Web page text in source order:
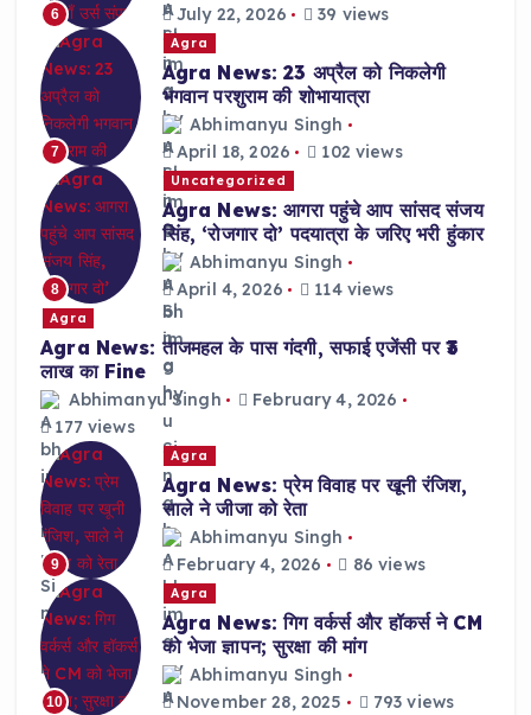
6
July 22, 2026
39 views
7
Agra
Agra News: 23 अप्रैल को निकलेगी
भगवान परशुराम की शोभायात्रा
Abhimanyu Singh
April 18, 2026
102 views
8
Uncategorized
Agra News: आगरा पहुंचे आप सांसद संजय
सिंह, ‘रोजगार दो’ पदयात्रा के जरिए भरी हुंकार
Abhimanyu Singh
April 4, 2026
114 views
Agra
Agra News: ताजमहल के पास गंदगी, सफाई एजेंसी पर ₹3
लाख का Fine
Abhimanyu Singh
February 4, 2026
177 views
9
Agra
Agra News: प्रेम विवाह पर खूनी रंजिश,
साले ने जीजा को रेता
Abhimanyu Singh
February 4, 2026
86 views
10
Agra
Agra News: गिग वर्कर्स और हॉकर्स ने CM
को भेजा ज्ञापन; सुरक्षा की मांग
Abhimanyu Singh
November 28, 2025
793 views